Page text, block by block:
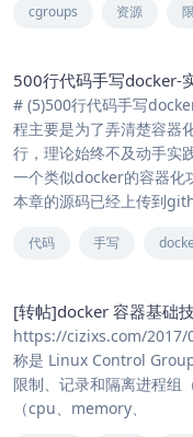
cgroups 资源
500行代码手写docker-
# (5)500行代码手写
程主要是为了弄清楚容器
行，理论始终不及动手实
一个类似docker的容器化
本章的源码已经上传到
代码 手写
[转帖]docker 容器基础
https://cizixs.com/
称是 Linux Control
限制、记录和隔离进程
（cpu、memory、